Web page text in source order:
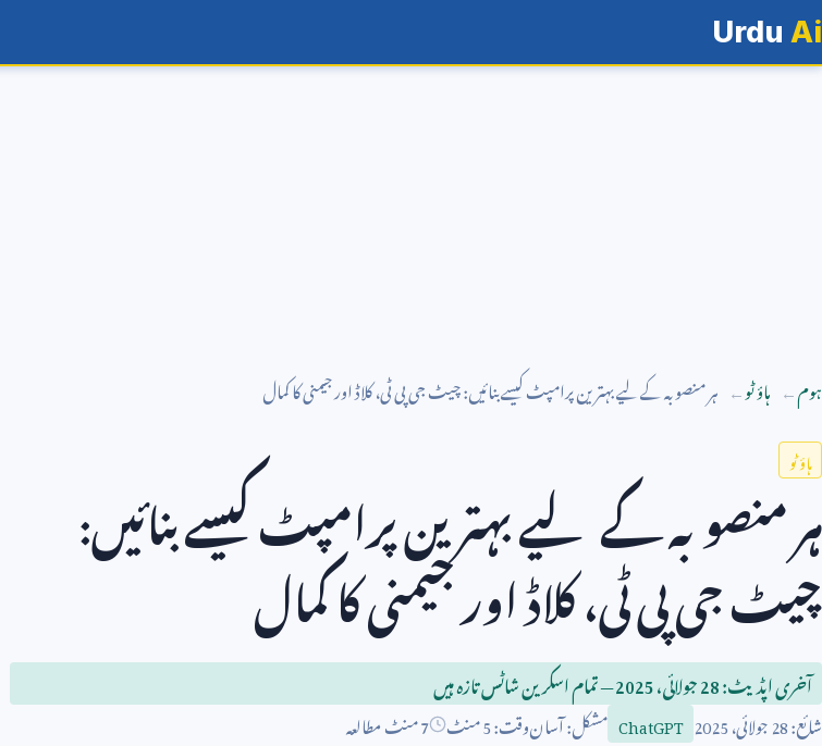
Urdu Ai
ہوم ہاؤ ٹو ہر منصوبہ کے لیے بہترین پرامپٹ کیسے بنائیں: چیٹ جی پی ٹی، کلاڈ اور جیمنی کا کمال
ہاؤ ٹو
ہر منصوبہ کے لیے بہترین پرامپٹ کیسے بنائیں:
چیٹ جی پی ٹی، کلاڈ اور جیمنی کا کمال
آخری اپڈیٹ:28جولائی،2025— تمام اسکرین شاٹس تازہ ہیں
شائع:28جولائی،2025
ChatGPT مشکل: آسانوقت:5منٹ 7 منٹ مطالعہ